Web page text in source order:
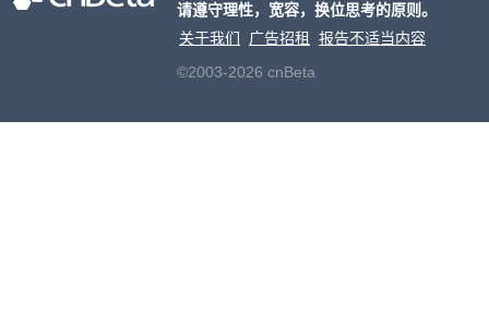
请遵守理性，宽容，换位思考的原则。
关于我们
广告招租
报告不适当内容
©2003-2026 cnBeta